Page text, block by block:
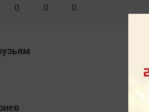
0 0 0